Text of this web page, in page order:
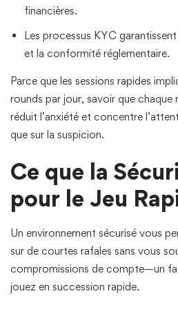
financières.
Les processus KYC
et la conformité réglementaire.
Parce que les sessions rapides
rounds par jour, savoir que chaque
réduit l’anxiété et concentre
que sur la suspicion.
Ce que la
pour le Jeu
Un environnement sécurisé vous
sur de courtes rafales sans vous
compromissions de compte—un
jouez en succession rapide.